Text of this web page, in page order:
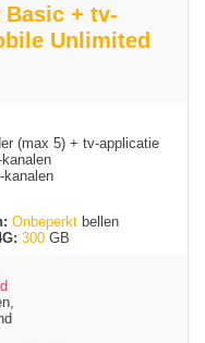
Basic + tv-
Unlimited
(max 5) + tv-applicatie
kanalen
Onbeperkt bellen
300 GB